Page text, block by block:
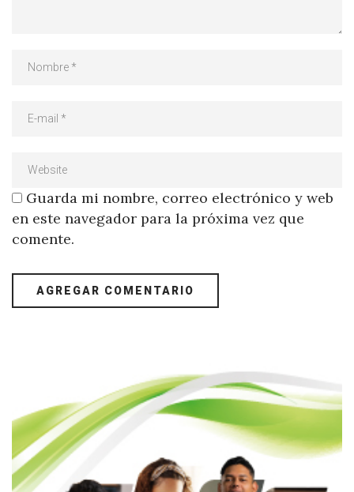
Guarda mi nombre, correo electrónico y web
en este navegador para la próxima vez que
comente.